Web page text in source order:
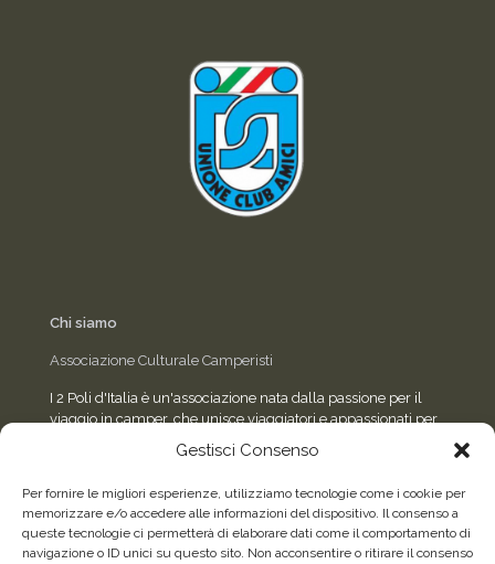
Gestisci Consenso
Per fornire le migliori esperienze, utilizziamo tecnologie come i cookie per
memorizzare e/o accedere alle informazioni del dispositivo. Il consenso a
queste tecnologie ci permetterà di elaborare dati come il comportamento di
navigazione o ID unici su questo sito. Non acconsentire o ritirare il consenso
Chi siamo
Associazione Culturale Camperisti
I 2 Poli d'Italia è un'associazione nata dalla passione per il
viaggio in camper, che unisce viaggiatori e appassionati per
Seguici sui social